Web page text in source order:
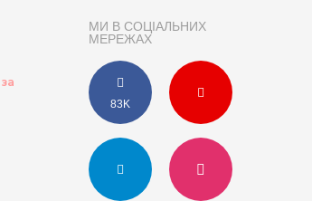
МИ В СОЦІАЛЬНИХ
МЕРЕЖАХ
83K
за